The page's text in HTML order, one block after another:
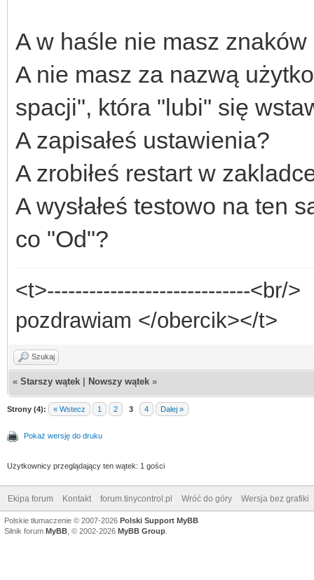
A w haśle nie masz
A nie masz za nazwą
spacji", która "lubi" się
A zapisałeś ustawienia?
A zrobiłeś restart w
A wysłałeś testowo na ten
co "Od"?
<t>-----------------------------<br/>
pozdrawiam </obercik></t>
Szukaj
« Starszy wątek Nowszy wątek »
Strony (4): « Wstecz 1 2 3 4 Dalej »
Pokaż wersję do druku
Użytkownicy przeglądający ten wątek: 1 gości
Ekipa forum Kontakt forum.tinycontrol.pl Wróć do góry Wersja bez grafiki
Polskie tłumaczenie © 2007-2026 Polski Support MyBB
Silnik forum MyBB , © 2002-2026 MyBB Group